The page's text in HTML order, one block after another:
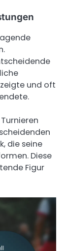
und oft
die seine
Diese
Figur